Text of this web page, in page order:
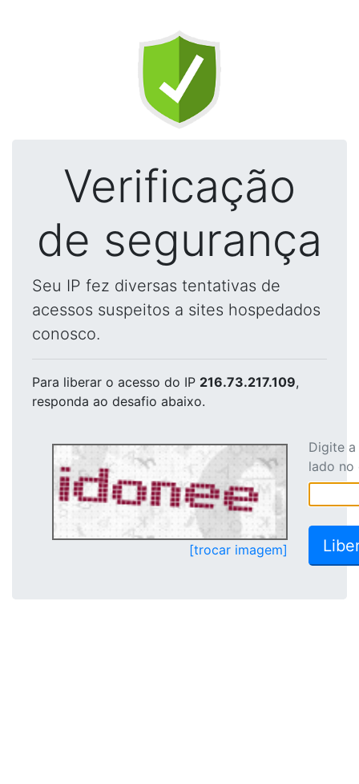
Verificação
de segurança
Seu IP fez diversas tentativas de
acessos suspeitos a sites hospedados
conosco.
Para liberar o acesso do IP 216.73.217.109,
responda ao desafio abaixo.
[trocar imagem]
Digite
lado no